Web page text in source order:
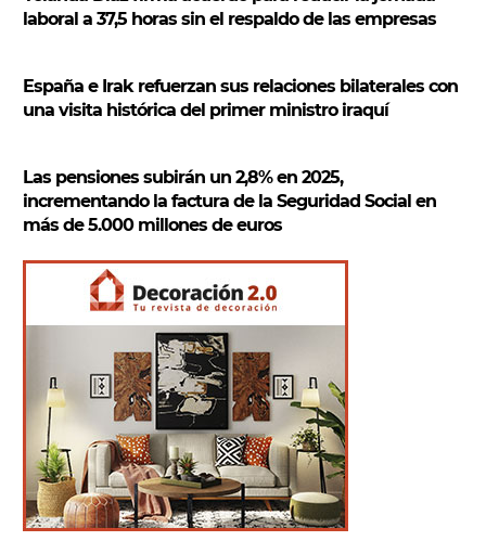
laboral a 37,5 horas sin el respaldo de las empresas
España e Irak refuerzan sus relaciones bilaterales con
una visita histórica del primer ministro iraquí
Las pensiones subirán un 2,8% en 2025,
incrementando la factura de la Seguridad Social en
más de 5.000 millones de euros